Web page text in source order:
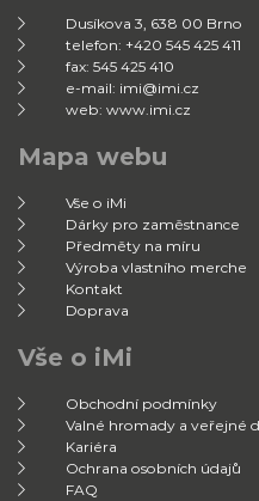
Dusíkova 3, 638 00 Brno
telefon: +420 545 425 411
fax: 545 425 410
e-mail: imi@imi.cz
web: www.imi.cz
Mapa webu
Vše o iMi
Dárky pro zaměstnance
Předměty na míru
Výroba vlastního merche
Kontakt
Doprava
Vše o iMi
Obchodní podmínky
Valné hromady a veřejné
Kariéra
Ochrana osobních údajů
FAQ